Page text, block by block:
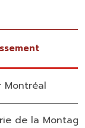
Montréal
de la